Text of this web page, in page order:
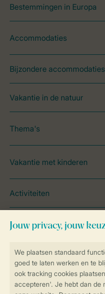
Bestemmingen in Europa
Accommodaties
Bijzondere accommodaties
Vakantie in de natuur
Thema's
Vakantie met kinderen
Activiteiten
Service
Over Landal
Meer Landal